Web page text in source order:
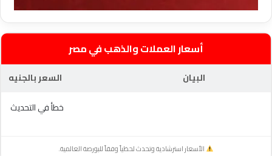
أسعار العملات والذهب في مصر
البيان
السعر بالجنيه
خطأ في التحديث
الأسعار استرشادية وتحدث لحظياً وفقاً للبورصة العالمية.